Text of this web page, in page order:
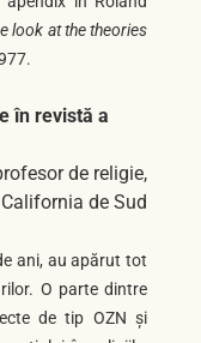
look at the theories
în revistă a
de religie,
de Sud
ani, au apărut tot
O parte dintre
de tip OZN și